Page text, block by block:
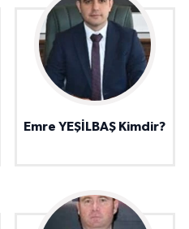
Emre YEŞİLBAŞ Kimdir?